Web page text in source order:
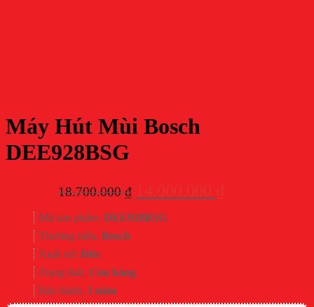
Máy Hút Mùi Bosch
DEE928BSG
18.700.000₫
là:
Mã sản phẩm: DEE928BSG
Thương hiệu: Bosch
Xuất xứ: Đức
Trạng thái: Còn hàng
Bảo hành: 3 năm